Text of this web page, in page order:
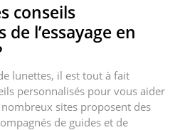
conseils
l’essayage en
lunettes, il est tout à fait
personnalisés pour vous aider
sites proposent des
de guides et de